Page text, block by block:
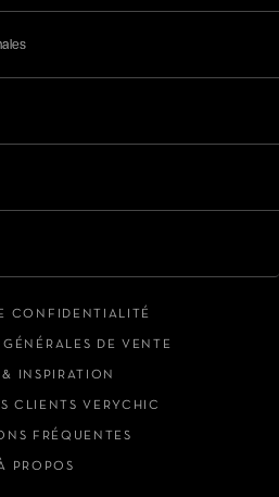
CONFIDENTIALITÉ
DE VENTE
& INSPIRATION
CLIENTS VERYCHIC
FRÉQUENTES
PROPOS